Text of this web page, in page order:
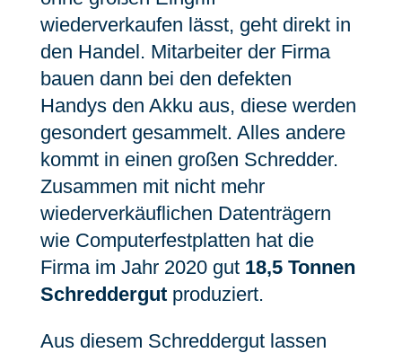
wiederverkaufen lässt, geht direkt in
den Handel. Mitarbeiter der Firma
bauen dann bei den defekten
Handys den Akku aus, diese werden
gesondert gesammelt. Alles andere
kommt in einen großen Schredder.
Zusammen mit nicht mehr
wiederverkäuflichen Datenträgern
wie Computerfestplatten hat die
Firma im Jahr 2020 gut 18,5 Tonnen
Schreddergutproduziert.
Aus diesem Schreddergut lassen